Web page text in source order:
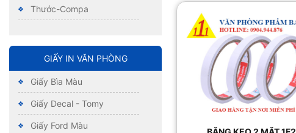
Thước-Compa
GIẤY IN VĂN PHÒNG
Giấy Bìa Màu
Giấy Decal - Tomy
Giấy Ford Màu